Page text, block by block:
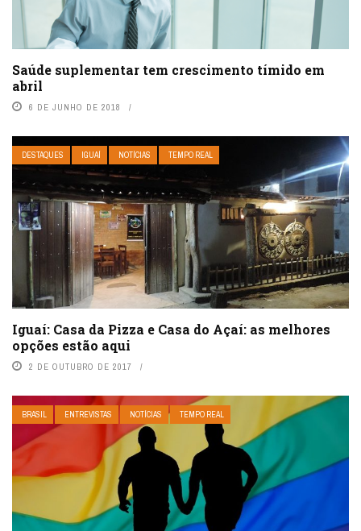
Saúde suplementar tem crescimento tímido em
abril
6 DE JUNHO DE 2018
DESTAQUES IGUAÍ NOTÍCIAS TEMPO REAL
Iguaí: Casa da Pizza e Casa do Açaí: as melhores
opções estão aqui
2 DE OUTUBRO DE 2017
BRASIL ENTREVISTAS NOTÍCIAS TEMPO REAL